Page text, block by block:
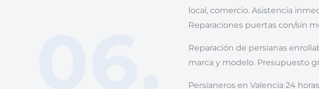
local, comercio. Asistencia
Reparaciones puertas con/sin
Reparación de persianas
marca y modelo. Presupuesto
Persianeros en Valencia 24